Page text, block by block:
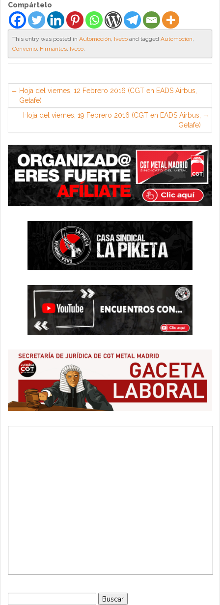
Compártelo
This entry was posted in Automoción, Iveco and tagged Automoción,
Convenio, Firmantes, Iveco.
Hoja del viernes, 12 Febrero 2016 (CGT en EADS Airbus,
Getafe)
Hoja del viernes, 19 Febrero 2016 (CGT en EADS Airbus,
Getafe)
Buscar: